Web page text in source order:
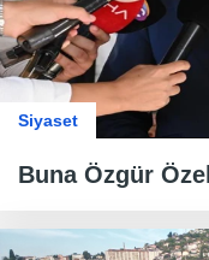
Siyaset
Buna Özgür